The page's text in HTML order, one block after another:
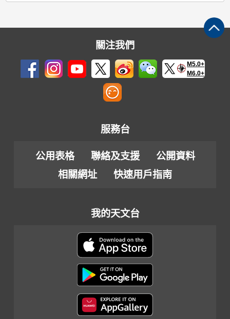
關注我們
M5.0+
M6.0+
服務台
公用表格 聯絡及支援
公開資料
相關網址
快速用戶指南
我的天文台